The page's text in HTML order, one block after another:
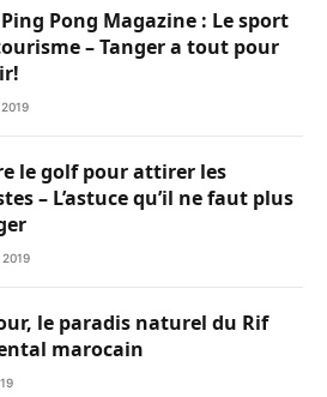
Pong Magazine : Le sport
– Tanger a tout pour
le golf pour attirer les
– L’astuce qu’il ne faut plus
le paradis naturel du Rif
marocain